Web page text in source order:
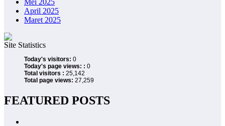
Mei 2025
April 2025
Maret 2025
Site Statistics
Today's visitors: 0
Today's page views: : 0
Total visitors : 25,142
Total page views: 27,259
FEATURED POSTS